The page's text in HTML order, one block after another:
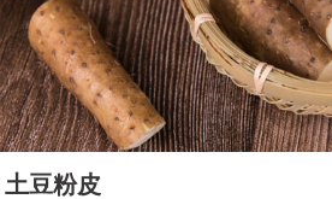
土豆粉皮